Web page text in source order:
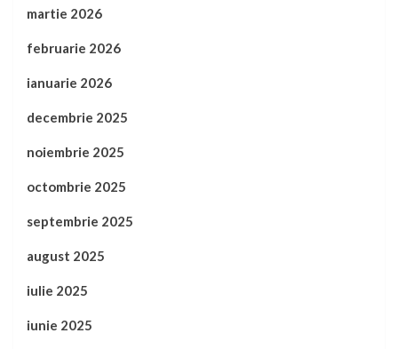
martie 2026
februarie 2026
ianuarie 2026
decembrie 2025
noiembrie 2025
octombrie 2025
septembrie 2025
august 2025
iulie 2025
iunie 2025